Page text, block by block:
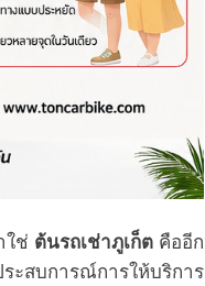
ใช่ ต้นรถเช่าภูเก็ต คืออีก
ะสบการณ์การให้บริการ